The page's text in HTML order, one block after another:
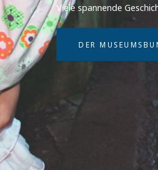
Viele spannende
DER